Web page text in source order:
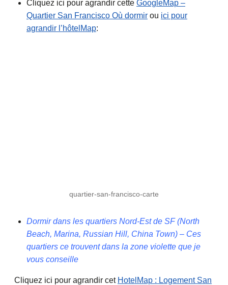
Cliquez ici pour agrandir cette GoogleMap –
Quartier San Francisco Où dormir ou ici pour
agrandir l’hôtelMap:
quartier-san-francisco-carte
Dormir dans les quartiers Nord-Est de SF (North
Beach, Marina, Russian Hill, China Town) – Ces
quartiers ce trouvent dans la zone violette que je
vous conseille
Cliquez ici pour agrandir cet HotelMap : Logement San